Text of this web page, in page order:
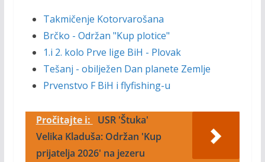
Takmičenje Kotorvarošana
Brčko - Održan "Kup plotice"
1.i 2. kolo Prve lige BiH - Plovak
Tešanj - obilježen Dan planete Zemlje
Prvenstvo F BiH i flyfishing-u
Pročitajte i:
USR 'Štuka'
Velika Kladuša: Održan 'Kup
prijatelja 2026' na jezeru